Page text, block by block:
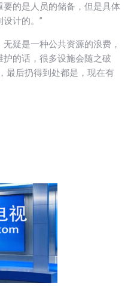
的是人员的储备，但是具体
计的。”
疑是一种公共资源的浪费，
的话，很多设施会随之破
最后扔得到处都是，现在有